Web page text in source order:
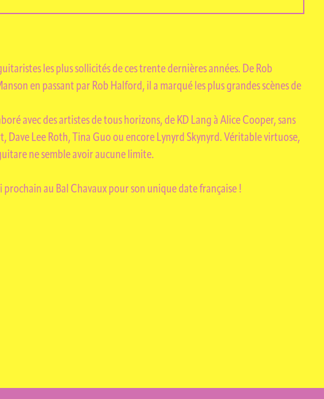
les plus sollicités de ces trente dernières années. De Rob
en passant par Rob Halford, il a marqué les plus grandes scènes de
avec des artistes de tous horizons, de KD Lang à Alice Cooper, sans
Dave Lee Roth, Tina Guo ou encore Lynyrd Skynyrd. Véritable virtuose,
ne semble avoir aucune limite.
prochain au Bal Chavaux pour son unique date française !